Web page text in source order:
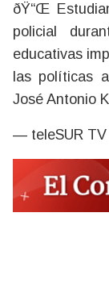
ðŸ“Œ
policial
educativas
las políticas
José Antonio
— teleSUR TV